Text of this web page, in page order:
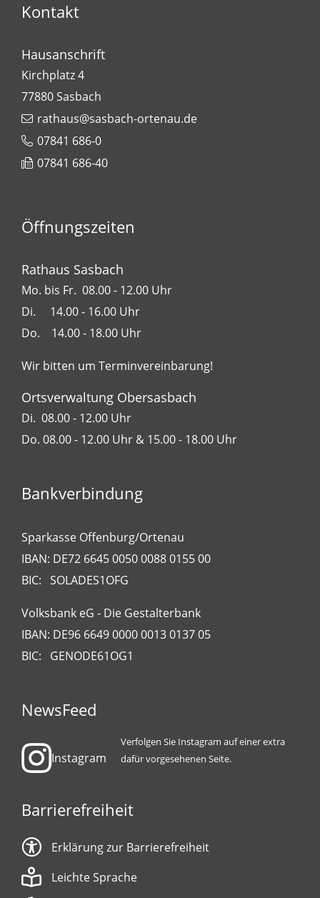
Kontakt
Hausanschrift
Kirchplatz 4
77880Sasbach
rathaus@sasbach-ortenau.de
07841 686-0
07841 686-40
Öffnungszeiten
Rathaus Sasbach
Mo. bis Fr. 08.00 - 12.00 Uhr
Di. 14.00 - 16.00 Uhr
Do. 14.00 - 18.00 Uhr
Wir bitten um Terminvereinbarung!
Ortsverwaltung Obersasbach
Di. 08.00 - 12.00 Uhr
Do. 08.00 - 12.00 Uhr & 15.00 - 18.00 Uhr
Bankverbindung
Sparkasse Offenburg/Ortenau
IBAN: DE72 6645 0050 0088 0155 00
BIC: SOLADES1OFG
Volksbank eG - Die Gestalterbank
IBAN: DE96 6649 0000 0013 0137 05
BIC: GENODE61OG1
NewsFeed
Instagram
Verfolgen Sie Instagram auf einer extra
dafür vorgesehenen Seite.
Barrierefreiheit
Erklärung zur Barrierefreiheit
Leichte Sprache